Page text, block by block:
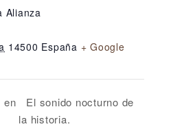
Alianza
14500 España + Google
en
El sonido nocturno de
la historia.